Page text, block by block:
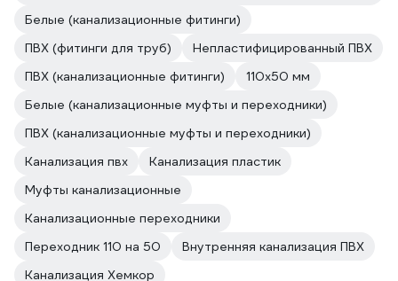
Белые (канализационные фитинги)
ПВХ (фитинги для труб)
Непластифицированный ПВХ
ПВХ (канализационные фитинги)
110х50 мм
Белые (канализационные муфты и переходники)
ПВХ (канализационные муфты и переходники)
Канализация пвх
Канализация пластик
Муфты канализационные
Канализационные переходники
Переходник 110 на 50
Внутренняя канализация ПВХ
Канализация Хемкор